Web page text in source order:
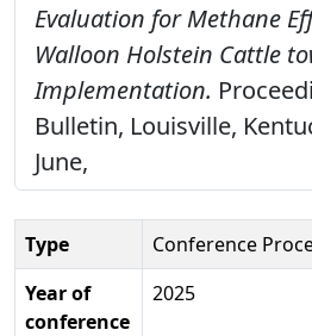
Evaluation for Methane
Walloon Holstein Cattle
Implementation.
Bulletin, Louisville,
June,
Type
Conference
Year of
conference
2025